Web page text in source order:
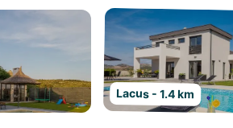
Lacus - 1.4 km